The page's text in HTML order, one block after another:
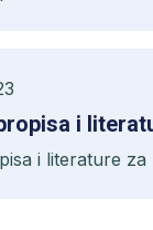
propisa i
i literature